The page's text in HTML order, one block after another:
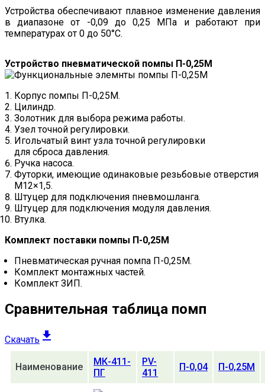
Устройства обеспечивают плавное изменение давления
в диапазоне от -0,09 до 0,25 МПа и работают при
температурах от 0 до 50°C.
Устройство пневматической помпы П-0,25М
Корпус помпы П-0,25М.
Цилиндр.
Золотник для выбора режима работы.
Узел точной регулировки.
Игольчатый винт узла точной регулировки
для сброса давления.
Ручка насоса.
Футорки, имеющие одинаковые резьбовые отверстия
М12×1,5.
Штуцер для подключения пневмошланга.
Штуцер для подключения модуля давления.
Втулка.
Комплект поставки помпы П-0,25М
Пневматическая ручная помпа П-0,25М.
Комплект монтажных частей.
Комплект ЗИП.
Сравнительная таблица помп
Скачать
Наименование
МК-411-
ПГ
PV-
411
П-0,04 П-0,25М